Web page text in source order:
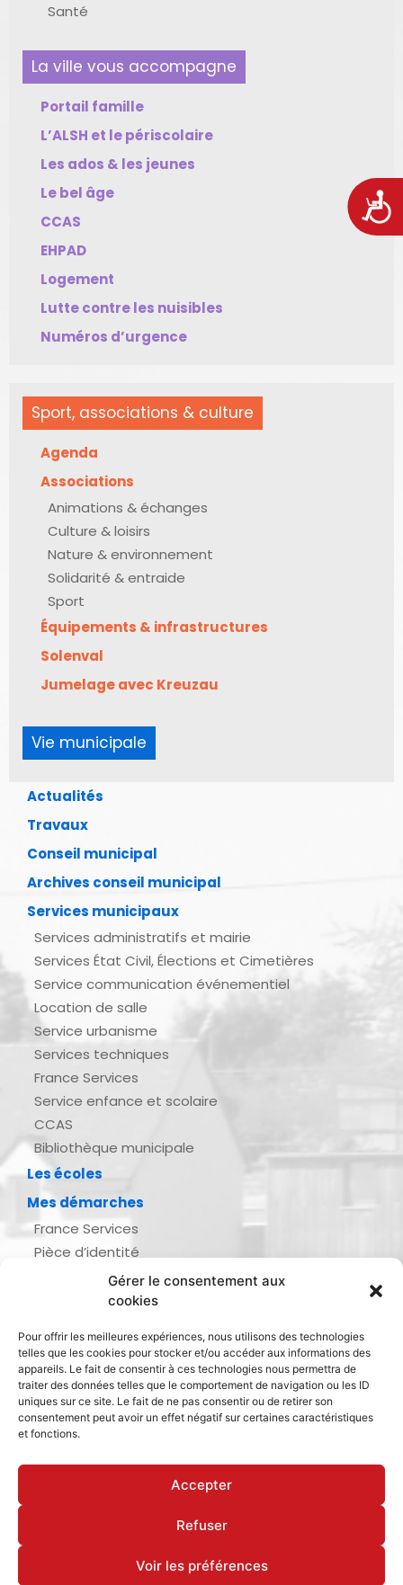
Gérer le consentement aux
cookies
Pour offrir les meilleures expériences, nous utilisons des technologies
telles que les cookies pour stocker et/ou accéder aux informations des
appareils. Le fait de consentir à ces technologies nous permettra de
traiter des données telles que le comportement de navigation ou les ID
uniques sur ce site. Le fait de ne pas consentir ou de retirer son
consentement peut avoir un effet négatif sur certaines caractéristiques
et fonctions.
Accepter
Refuser
Voir les préférences
Santé
La ville vous accompagne
Portail famille
L’ALSH et le périscolaire
Les ados & les jeunes
Le bel âge
CCAS
EHPAD
Logement
Lutte contre les nuisibles
Numéros d’urgence
Sport, associations & culture
Agenda
Associations
Animations & échanges
Culture & loisirs
Nature & environnement
Solidarité & entraide
Sport
Équipements & infrastructures
Solenval
Jumelage avec Kreuzau
Vie municipale
Actualités
Travaux
Conseil municipal
Archives conseil municipal
Services municipaux
Services administratifs et mairie
Services État Civil, Élections et Cimetières
Service communication événementiel
Location de salle
Service urbanisme
Services techniques
France Services
Service enfance et scolaire
CCAS
Bibliothèque municipale
Les écoles
Mes démarches
France Services
Pièce d’identité
Demande d’actes d’état civil
Inscription listes électorales
Recensement militaire
Le journal de ma ville
Gestion des déchets
Mentions légales & politique de confidentialité
Déclaration d’accessibilité